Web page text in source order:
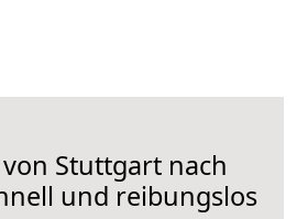
Stuttgart nach
und reibungslos